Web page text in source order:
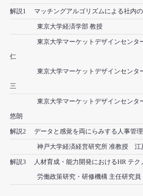
解説1 マッチングアルゴリズムによる社内
東京大学経済学部 教授
東京大学マーケットデザインセンタ
仁
東京大学マーケットデザインセンタ
三
東京大学マーケットデザインセンタ
悠朗
解説2 データと感覚を両にらみする人事管理
神戸大学経済経営研究所 准教授 江
解説3 人材育成・能力開発におけるHR テク
労働政策研究・研修機構 主任研究員